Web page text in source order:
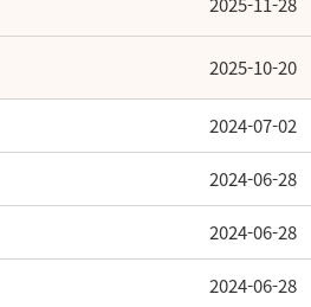
2025-10-20
2024-07-02
2024-06-28
2024-06-28
2024-06-28